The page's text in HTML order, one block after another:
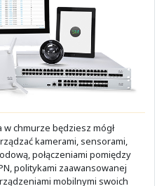
Academy
z Ansible